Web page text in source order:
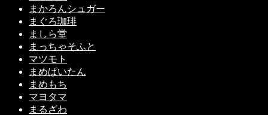
まかろんシュガー
まぐろ珈琲
ましら堂
まっちゃそふと
マツモト
まめぱいたん
まめもち
マヨタマ
まるざわ